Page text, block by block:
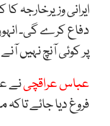
ایرانی وزیرخارجہ
دفاع کرے گی۔
پر کوئی آنچ نہیں
عباس عراقچینے
فروغ دیا جائے